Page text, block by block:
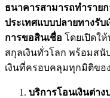
ธนาคารสามารถทำราย
ประเทศแบบปลายทางรับ
การขอสินเชื่อ โดยเปิดใ
สกุลเงินทั่วโลก พร้อมส
เงินที่ครอบคลุมทุกมิติขอ
บริการโอนเงินต่าง